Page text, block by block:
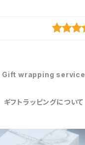
Gift wrapping service
ギフトラッピングについて